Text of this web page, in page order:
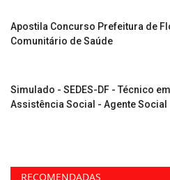
Apostila Concurso Prefeitura de
Comunitário de Saúde
Simulado - SEDES-DF - Técnico
Assistência Social - Agente Social
RECOMENDADAS